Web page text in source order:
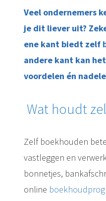
Veel ondernemers
je dit liever uit?
ene kant biedt zelf
andere kant kan
voordelen én
Wat houdt
Zelf boekhouden
vastleggen en
bonnetjes,
online